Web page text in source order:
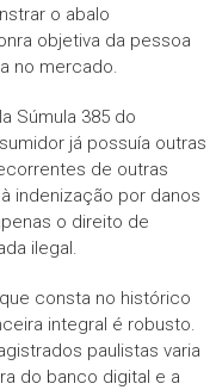
o abalo
objetiva da pessoa
no mercado.
Súmula 385 do
já possuía outras
de outras
indenização por danos
o direito de
ilegal.
consta no histórico
integral é robusto.
paulistas varia
do banco digital e a